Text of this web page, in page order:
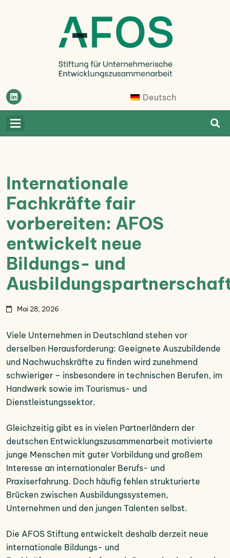
Deutsch
Internationale
Fachkräfte fair
vorbereiten: AFOS
entwickelt neue
Bildungs- und
Mai 28, 2026
Viele Unternehmen in Deutschland stehen vor
derselben Herausforderung: Geeignete Auszubildende
und Nachwuchskräfte zu finden wird zunehmend
schwieriger – insbesondere in technischen Berufen, im
Handwerk sowie im Tourismus- und
Dienstleistungssektor.
Gleichzeitig gibt es in vielen Partnerländern der
deutschen Entwicklungszusammenarbeit motivierte
junge Menschen mit guter Vorbildung und großem
Interesse an internationaler Berufs- und
Praxiserfahrung. Doch häufig fehlen strukturierte
Brücken zwischen Ausbildungssystemen,
Unternehmen und den jungen Talenten selbst.
Die AFOS Stiftung entwickelt deshalb derzeit neue
internationale Bildungs- und